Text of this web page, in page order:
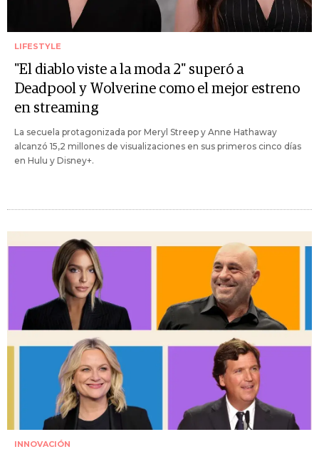
LIFESTYLE
"El diablo viste a la moda 2" superó a
Deadpool y Wolverine como el mejor estreno
en streaming
La secuela protagonizada por Meryl Streep y Anne Hathaway
alcanzó 15,2 millones de visualizaciones en sus primeros cinco días
en Hulu y Disney+.
INNOVACIÓN